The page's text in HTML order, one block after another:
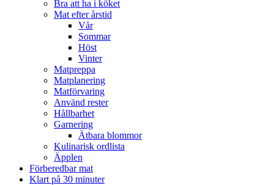
Bra att ha i köket
Mat efter årstid
Vår
Sommar
Höst
Vinter
Matpreppa
Matplanering
Matförvaring
Använd rester
Hållbarhet
Garnering
Ätbara blommor
Kulinarisk ordlista
Äpplen
Förberedbar mat
Klart på 30 minuter